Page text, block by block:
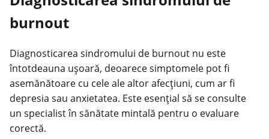
burnout
Diagnosticarea sindromului de burnout nu este
întotdeauna ușoară, deoarece simptomele pot fi
asemănătoare cu cele ale altor afecțiuni, cum ar fi
depresia sau anxietatea. Este esențial să se consulte
un specialist în sănătate mintală pentru o evaluare
corectă.